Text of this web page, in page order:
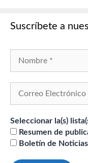
Suscríbete a
Seleccionar la(s)
Resumen de
Boletín de